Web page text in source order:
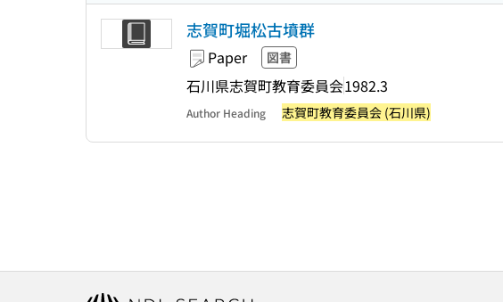
志賀町堀松古墳群
Paper 図書
石川県志賀町教育委員会1982.3
Author Heading 志賀町教育委員会 (石川県)